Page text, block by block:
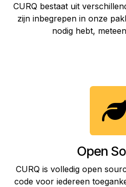
CURQ bestaat uit
zijn inbegrepen in onze
nodig hebt,
Open
CURQ is volledig open
code voor iedereen